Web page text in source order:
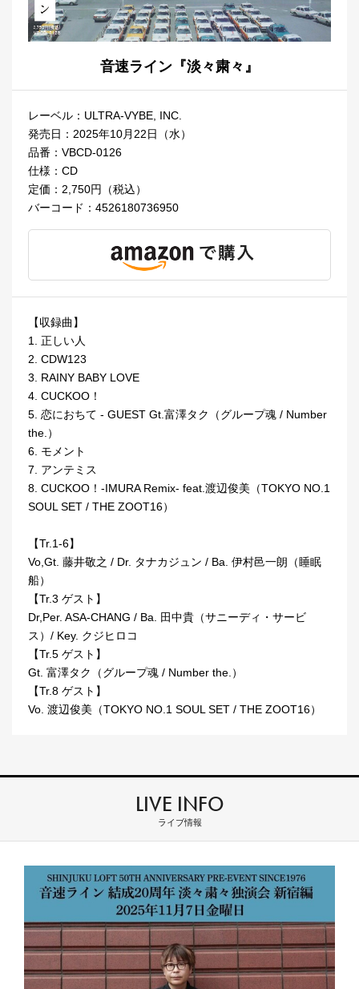
音速ライン『淡々粛々』
レーベル：ULTRA-VYBE, INC.
発売日：2025年10月22日（水）
品番：VBCD-0126
仕様：CD
定価：2,750円（税込）
バーコード：4526180736950
【収録曲】
1. 正しい人
2. CDW123
3. RAINY BABY LOVE
4. CUCKOO！
5. 恋におちて - GUEST Gt.富澤タク（グループ魂 / Number
the.）
6. モメント
7. アンテミス
8. CUCKOO！-IMURA Remix- feat.渡辺俊美（TOKYO NO.1
SOUL SET / THE ZOOT16）
【Tr.1-6】
Vo,Gt. 藤井敬之 / Dr. タナカジュン / Ba. 伊村邑一朗（睡眠
船）
【Tr.3 ゲスト】
Dr,Per. ASA-CHANG / Ba. 田中貴（サニーディ・サービ
ス）/ Key. クジヒロコ
【Tr.5 ゲスト】
Gt. 富澤タク（グループ魂 / Number the.）
【Tr.8 ゲスト】
Vo. 渡辺俊美（TOKYO NO.1 SOUL SET / THE ZOOT16）
LIVE INFO
ライブ情報